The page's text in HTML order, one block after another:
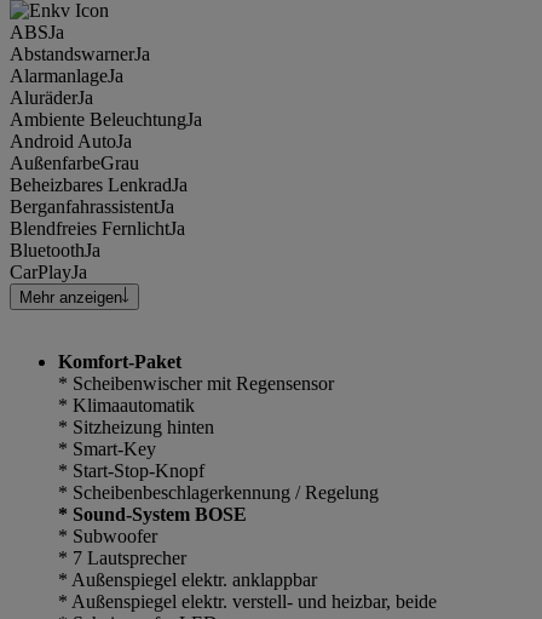
ABSJa
AbstandswarnerJa
AlarmanlageJa
AluräderJa
Ambiente BeleuchtungJa
Android AutoJa
AußenfarbeGrau
Beheizbares LenkradJa
BerganfahrassistentJa
Blendfreies FernlichtJa
BluetoothJa
CarPlayJa
Mehr anzeigen
Komfort-Paket
* Scheibenwischer mit Regensensor
* Klimaautomatik
* Sitzheizung hinten
* Smart-Key
* Start-Stop-Knopf
* Scheibenbeschlagerkennung / Regelung
* Sound-System BOSE
* Subwoofer
* 7 Lautsprecher
* Außenspiegel elektr. anklappbar
* Außenspiegel elektr. verstell- und heizbar, beide